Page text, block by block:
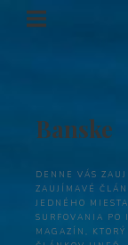
Banske
DENNE VÁS
ZAUJÍMAVÉ
JEDNÉHO
SURFOVANIA PO
MAGAZÍN,